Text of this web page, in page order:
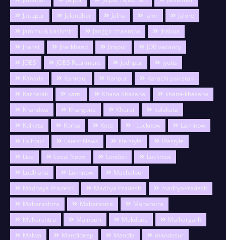
Jaitupur
Jalandhar Jalna jalor
Jalore
jammu & kashmir
Janggir chaampa
Jhabua
Jhansi
Jharkhand Jirapur
JOB vacancy
JOBS
JOBS Rcuirment Jodhpur
jyotis
Kanada
Kannauj Kanpur
Karachi pakistan
Karnatak
katni Khana Khazana
khana-khazana
Khandwa
Khargone Khurai
kolakata
Kolkata
Korba Kota l Lucknow
Lakhnow
Lalitpur
Latest News life style
lifestyle
Live
Local News London
Lucknow
Ludhiana
Lukhnow
Machalpur
Madhaya Pradesh
Madhya Pradesh
madhyaPradesh
Maharashtra
Maharastra
Maharatra
Maharshtra
Mainpuri Makdone
Malhargarh
Malwa
Mandideep Mandla
mandosur